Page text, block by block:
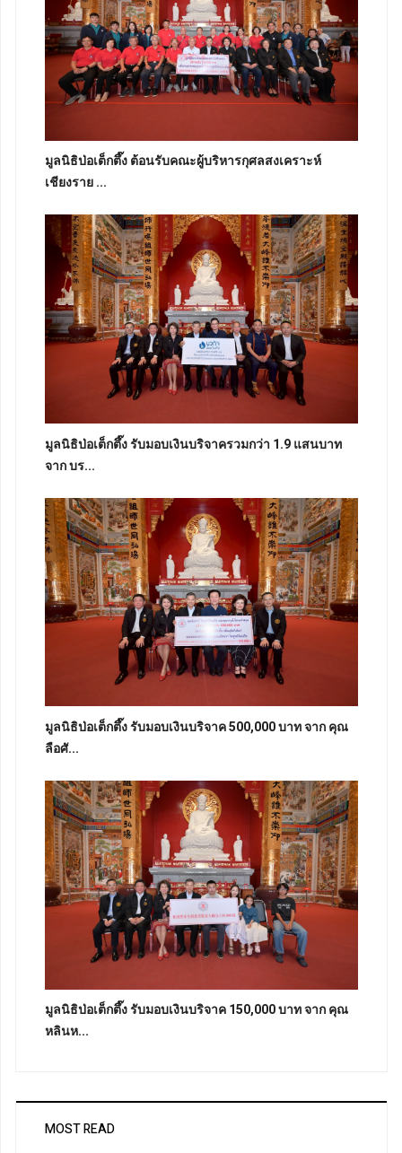
มูลนิธิป่อเต็กตึ๊ง ต้อนรับคณะผู้บริหารกุศลสงเคราะห์
เชียงราย ...
มูลนิธิป่อเต็กตึ๊ง รับมอบเงินบริจาครวมกว่า 1.9 แสนบาท
จาก บร...
มูลนิธิป่อเต็กตึ๊ง รับมอบเงินบริจาค 500,000 บาท จาก คุณ
ลือศั...
มูลนิธิป่อเต็กตึ๊ง รับมอบเงินบริจาค 150,000 บาท จาก คุณ
หลินห...
MOST READ